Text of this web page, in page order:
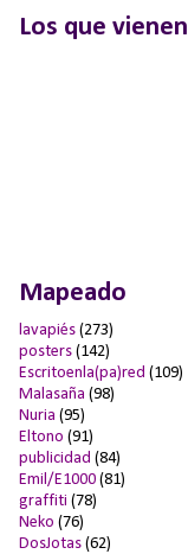
Los que vienen
Mapeado
lavapiés (273)
posters (142)
Escritoenla(pa)red (109)
Malasaña (98)
Nuria (95)
Eltono (91)
publicidad (84)
Emil/E1000 (81)
graffiti (78)
Neko (76)
DosJotas (62)